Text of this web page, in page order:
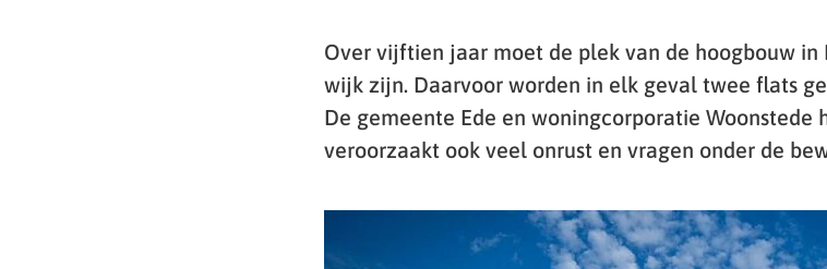
Over vijftien jaar moet de plek van de hoogbouw in
wijk zijn. Daarvoor worden in elk geval twee flats
De gemeente Ede en woningcorporatie Woonstede
veroorzaakt ook veel onrust en vragen onder de